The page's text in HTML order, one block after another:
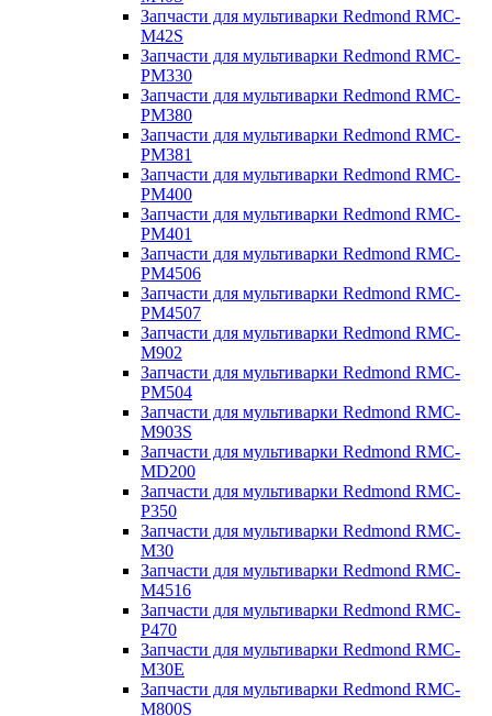
Запчасти для мультиварки Redmond RMC-
M42S
Запчасти для мультиварки Redmond RMC-
PM330
Запчасти для мультиварки Redmond RMC-
PM380
Запчасти для мультиварки Redmond RMC-
PM381
Запчасти для мультиварки Redmond RMC-
PM400
Запчасти для мультиварки Redmond RMC-
PM401
Запчасти для мультиварки Redmond RMC-
PM4506
Запчасти для мультиварки Redmond RMC-
PM4507
Запчасти для мультиварки Redmond RMC-
M902
Запчасти для мультиварки Redmond RMC-
PM504
Запчасти для мультиварки Redmond RMC-
M903S
Запчасти для мультиварки Redmond RMC-
MD200
Запчасти для мультиварки Redmond RMC-
P350
Запчасти для мультиварки Redmond RMC-
M30
Запчасти для мультиварки Redmond RMC-
M4516
Запчасти для мультиварки Redmond RMC-
P470
Запчасти для мультиварки Redmond RMC-
M30E
Запчасти для мультиварки Redmond RMC-
M800S